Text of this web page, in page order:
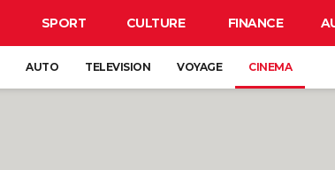
SPORT CULTURE FINANCE
AUTO TELEVISION VOYAGE CINEMA